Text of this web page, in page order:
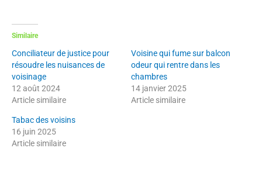
Similaire
Conciliateur de justice pour
résoudre les nuisances de
voisinage
12 août 2024
Article similaire
Voisine qui fume sur balcon
odeur qui rentre dans les
chambres
14 janvier 2025
Article similaire
Tabac des voisins
16 juin 2025
Article similaire